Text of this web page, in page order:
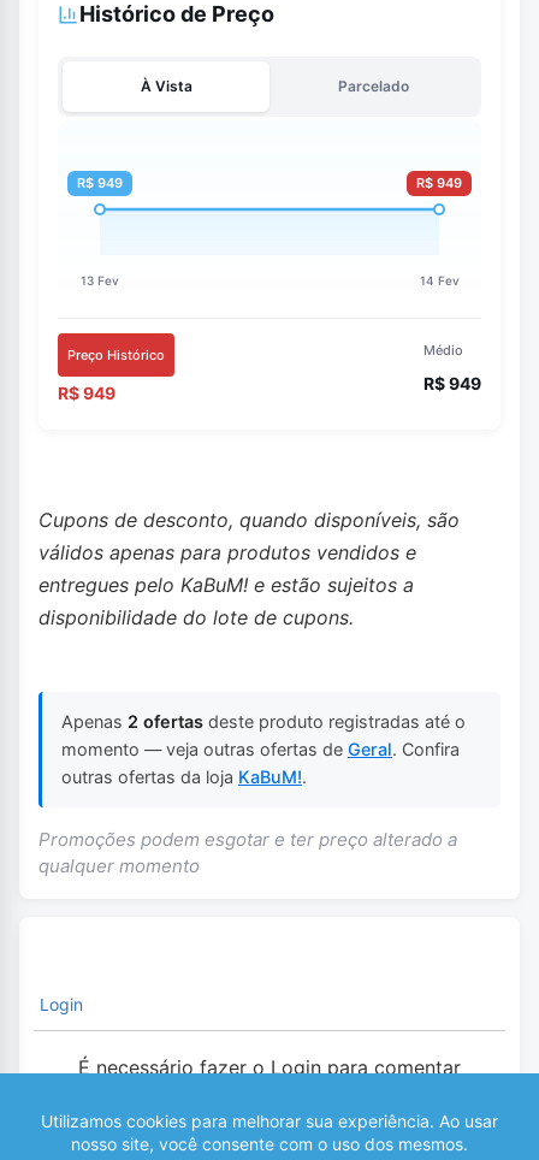
Histórico de Preço
À Vista Parcelado
Preço Histórico
R$ 949
Médio
R$ 949
Cupons de desconto, quando disponíveis, são
válidos apenas para produtos vendidos e
entregues pelo KaBuM! e estão sujeitos a
disponibilidade do lote de cupons.
Apenas 2 ofertas deste produto registradas até o
momento — veja outras ofertas de Geral. Confira
outras ofertas da loja KaBuM!.
Promoções podem esgotar e ter preço alterado a
qualquer momento
Login
É necessário fazer o Login para comentar
0 COMENTÁRIOS